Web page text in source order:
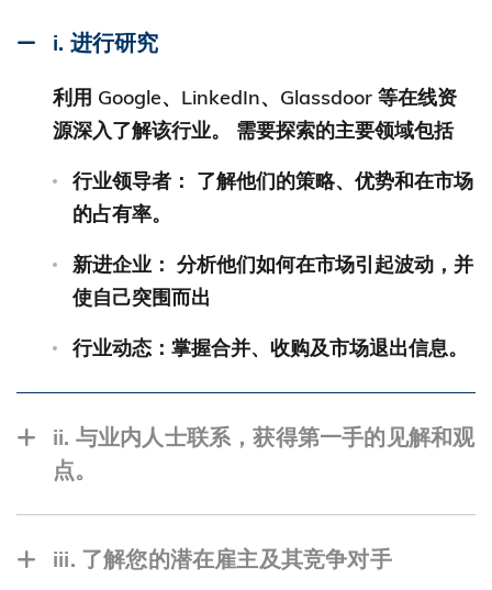
i. 进行研究
利用 Google、LinkedIn、Glassdoor 等在线资
源深入了解该行业。 需要探索的主要领域包括
行业领导者： 了解他们的策略、优势和在市场
的占有率。
新进企业： 分析他们如何在市场引起波动，并
使自己突围而出
行业动态：掌握合并、收购及市场退出信息。
ii. 与业内人士联系，获得第一手的见解和观
点。
iii. 了解您的潜在雇主及其竞争对手